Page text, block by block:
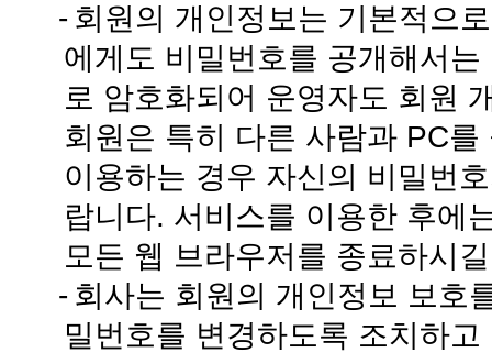
- 회원의 개인정보는 기본적으
에게도 비밀번호를 공개해서
로 암호화되어 운영자도 회원
회원은 특히 다른 사람과 PC
이용하는 경우 자신의 비밀번
랍니다. 서비스를 이용한 후에
모든 웹 브라우저를 종료하시
- 회사는 회원의 개인정보 보호
밀번호를 변경하도록 조치하고